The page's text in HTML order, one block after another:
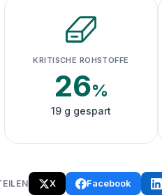
KRITISCHE ROHSTOFFE
26%
19 g gespart
X Facebook